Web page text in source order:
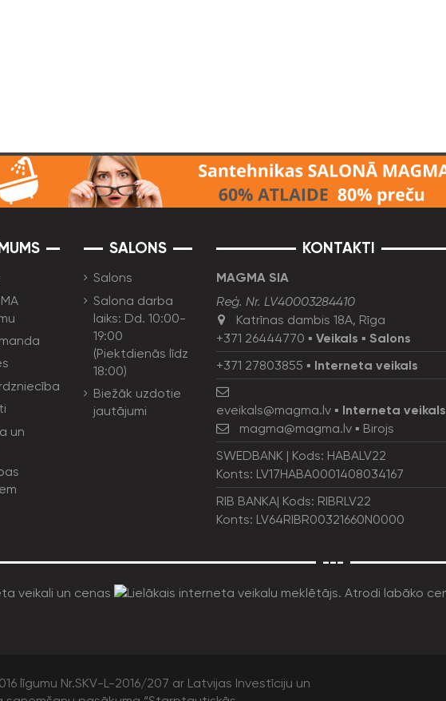
un
SALONS
Salons
Salona darba
laiks: Dd. 10:00-
19:00
(Piektdienās līdz
18:00)
Biežāk uzdotie
jautājumi
KONTAKTI
MAGMA SIA
Reģ. Nr. LV40003284410
Katrīnas dambis 18A, Rīga
+371 26444770 ▪ Veikals ▪ Salons
+371 27803855 ▪ Interneta veikals
eveikals@magma.lv ▪ Interneta veikals
magma@magma.lv▪ Birojs
SWEDBANK | Kods: HABALV22
Konts: LV17HABA0001408034167
RIB BANKA| Kods: RIBRLV22
Konts: LV64RIBR00321660N0000
---
līgumu Nr.SKV-L-2016/207 ar Latvijas Investīciju un